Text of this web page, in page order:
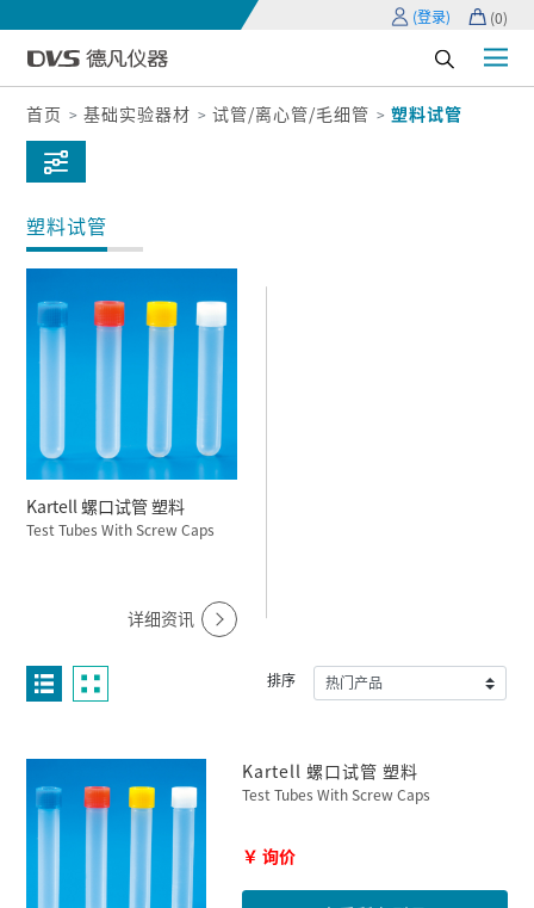
(登录) (0)
首页 基础实验器材 试管/离心管/毛细管 塑料试管
塑料试管
Kartell 螺口试管 塑料
Test Tubes With Screw Caps
详细资讯
排序
Kartell 螺口试管 塑料
Test Tubes With Screw Caps
￥ 询价